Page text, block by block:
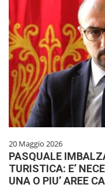
20 Maggio 2026
PASQUALE
TURISTICA: E’
UNA O PIU’ AREE